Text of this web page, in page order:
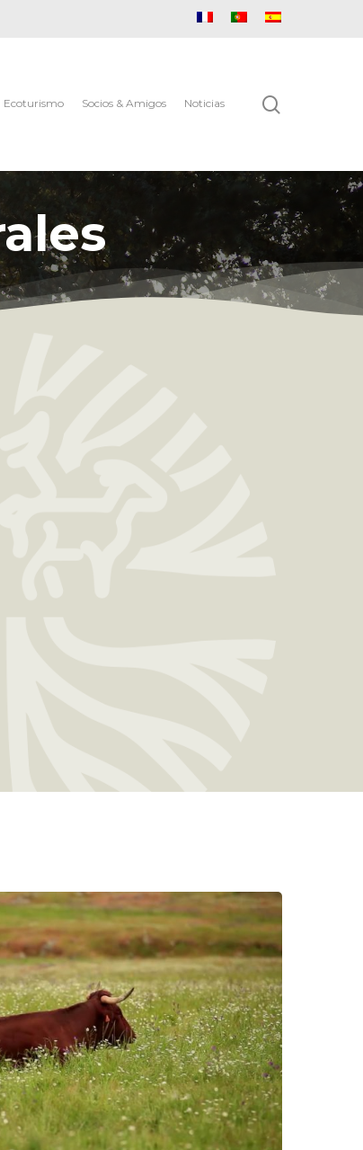
Ecoturismo Socios & Amigos Noticias